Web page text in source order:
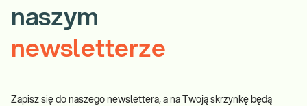
naszym
newsletterze
Zapisz się do naszego newslettera, a na Twoją skrzynkę będą